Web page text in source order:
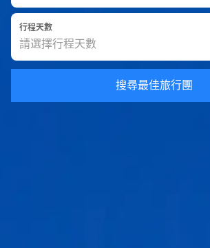
行程天數
搜尋最佳旅行團